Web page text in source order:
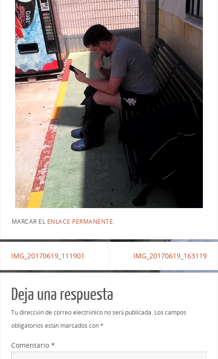
MARCAR EL ENLACE PERMANENTE.
IMG_20170619_111901 IMG_20170619_163119
Deja una respuesta
Tu dirección de correo electrónico no será publicada. Los campos
obligatorios están marcados con*
Comentario *